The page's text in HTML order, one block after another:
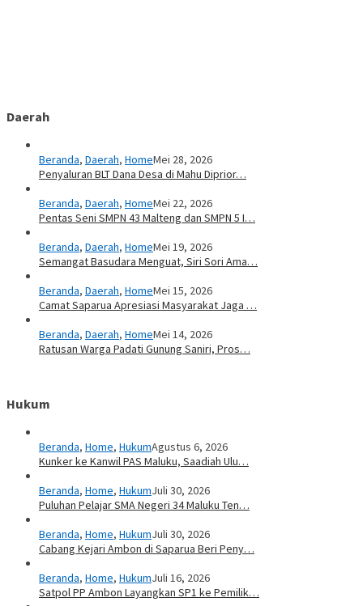
Daerah
Beranda, Daerah, HomeMei 28, 2026
Penyaluran BLT Dana Desa di Mahu Diprior…
Beranda, Daerah, HomeMei 22, 2026
Pentas Seni SMPN 43 Malteng dan SMPN 5 I…
Beranda, Daerah, HomeMei 19, 2026
Semangat Basudara Menguat, Siri Sori Ama…
Beranda, Daerah, HomeMei 15, 2026
Camat Saparua Apresiasi Masyarakat Jaga …
Beranda, Daerah, HomeMei 14, 2026
Ratusan Warga Padati Gunung Saniri, Pros…
Hukum
Beranda, Home, HukumAgustus 6, 2026
Kunker ke Kanwil PAS Maluku, Saadiah Ulu…
Beranda, Home, HukumJuli 30, 2026
Puluhan Pelajar SMA Negeri 34 Maluku Ten…
Beranda, Home, HukumJuli 30, 2026
Cabang Kejari Ambon di Saparua Beri Peny…
Beranda, Home, HukumJuli 16, 2026
Satpol PP Ambon Layangkan SP1 ke Pemilik…